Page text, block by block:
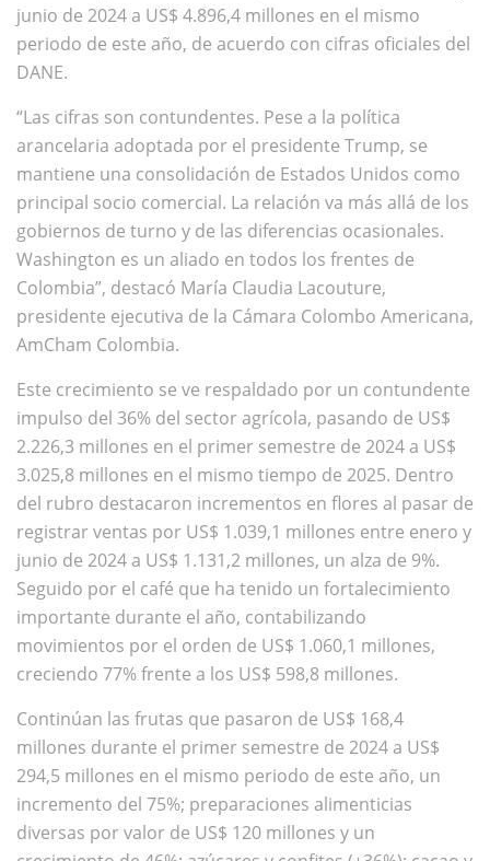
junio de 2024 a US$ 4.896,4 millones en el mismo
periodo de este año, de acuerdo con cifras oficiales del
DANE.
“Las cifras son contundentes. Pese a la política
arancelaria adoptada por el presidente Trump, se
mantiene una consolidación de Estados Unidos como
principal socio comercial. La relación va más allá de los
gobiernos de turno y de las diferencias ocasionales.
Washington es un aliado en todos los frentes de
Colombia”, destacó María Claudia Lacouture,
presidente ejecutiva de la Cámara Colombo Americana,
AmCham Colombia.
Este crecimiento se ve respaldado por un contundente
impulso del 36% del sector agrícola, pasando de US$
2.226,3 millones en el primer semestre de 2024 a US$
3.025,8 millones en el mismo tiempo de 2025. Dentro
del rubro destacaron incrementos en flores al pasar de
registrar ventas por US$ 1.039,1 millones entre enero y
junio de 2024 a US$ 1.131,2 millones, un alza de 9%.
Seguido por el café que ha tenido un fortalecimiento
importante durante el año, contabilizando
movimientos por el orden de US$ 1.060,1 millones,
creciendo 77% frente a los US$ 598,8 millones.
Continúan las frutas que pasaron de US$ 168,4
millones durante el primer semestre de 2024 a US$
294,5 millones en el mismo periodo de este año, un
incremento del 75%; preparaciones alimenticias
diversas por valor de US$ 120 millones y un